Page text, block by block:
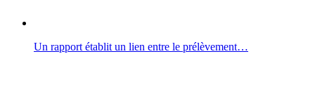
Un rapport établit un lien entre le prélèvement…